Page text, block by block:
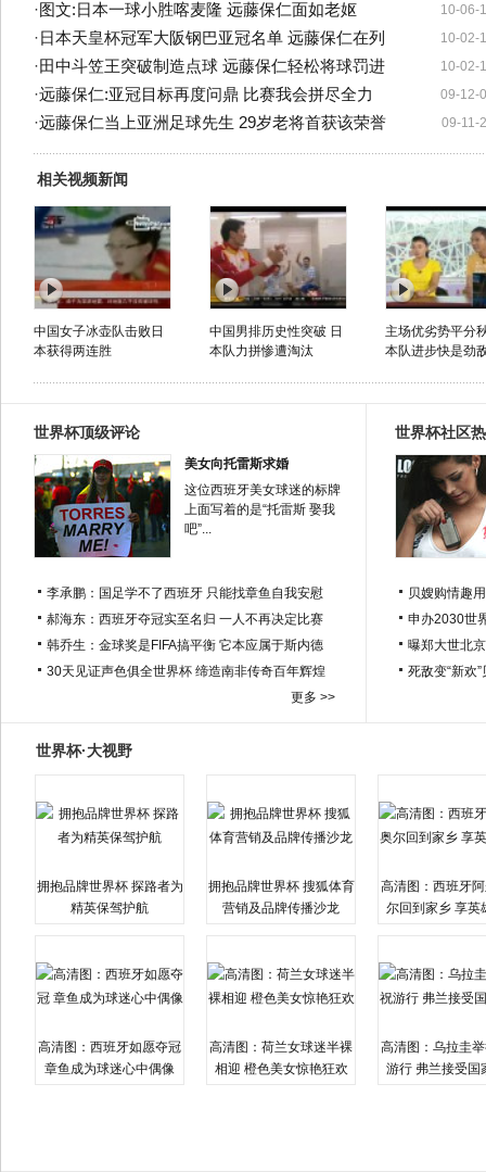
10-06-
· 图文:日本一球小胜喀麦隆 远藤保仁面如老妪
10-02-
· 日本天皇杯冠军大阪钢巴亚冠名单 远藤保仁在列
10-02-
·田中斗笠王突破制造点球 远藤保仁轻松将球罚进
09-12-
·远藤保仁:亚冠目标再度问鼎 比赛我会拼尽全力
09-11-
·远藤保仁当上亚洲足球先生 29岁老将首获该荣誉
相关视频新闻
中国女子冰壶队击败日
本获得两连胜
中国男排历史性突破 日
本队力拼惨遭淘汰
主场优劣势平分
本队进步快是劲
世界杯顶级评论
美女向托雷斯求婚
这位西班牙美女球迷的标牌
上面写着的是“托雷斯 娶我
吧”...
李承鹏：国足学不了西班牙 只能找章鱼自我安慰
郝海东：西班牙夺冠实至名归 一人不再决定比赛
韩乔生：金球奖是FIFA搞平衡 它本应属于斯内德
30天见证声色俱全世界杯 缔造南非传奇百年辉煌
更多 >>
世界杯社区
贝嫂购情趣
申办2030世
曝郑大世北
死敌变“新欢
世界杯·大视野
拥抱品牌世界杯 探路者为
精英保驾护航
拥抱品牌世界杯 搜狐体育
营销及品牌传播沙龙
高清图：西班牙
尔回到家乡 享英
高清图：西班牙如愿夺冠
章鱼成为球迷心中偶像
高清图：荷兰女球迷半裸
相迎 橙色美女惊艳狂欢
高清图：乌拉圭
游行 弗兰接受国